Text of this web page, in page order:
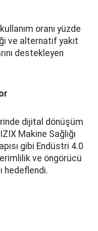
oranı yüzde
ve alternatif yakıt
destekleyen
dijital dönüşüm
Makine Sağlığı
gibi Endüstri 4.0
ve öngörücü
hedeflendi.